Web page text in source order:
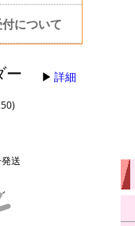
について
ー 詳細
送